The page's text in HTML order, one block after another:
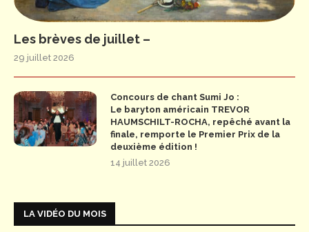
Les brèves de juillet –
29 juillet 2026
Concours de chant Sumi Jo :
Le baryton américain TREVOR
HAUMSCHILT-ROCHA, repêché avant la
finale, remporte le Premier Prix de la
deuxième édition !
14 juillet 2026
LA VIDÉO DU MOIS